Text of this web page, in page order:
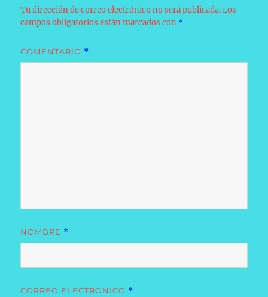
Tu dirección de correo electrónico no será publicada. Los
campos obligatorios están marcados con *
COMENTARIO *
NOMBRE *
CORREO ELECTRÓNICO *